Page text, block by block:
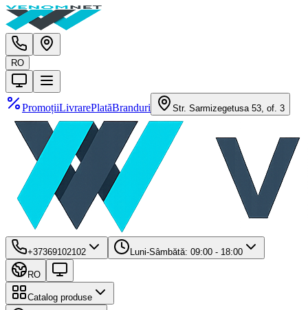
RO
PromoțiiLivrarePlatăBranduri Str. Sarmizegetusa 53, of. 3
+37369102102 Luni-Sâmbătă: 09:00 - 18:00
RO
Catalog produse